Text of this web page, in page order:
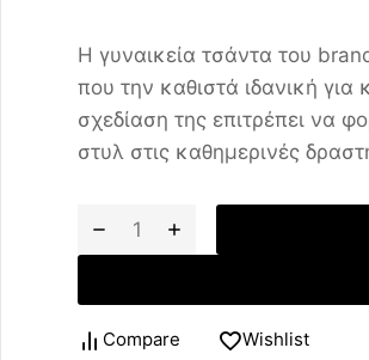
Η γυναικεία τσάντα του
που την καθιστά ιδανική
σχεδίαση της επιτρέπει να
στυλ στις καθημερινές
Compare
Wishlist